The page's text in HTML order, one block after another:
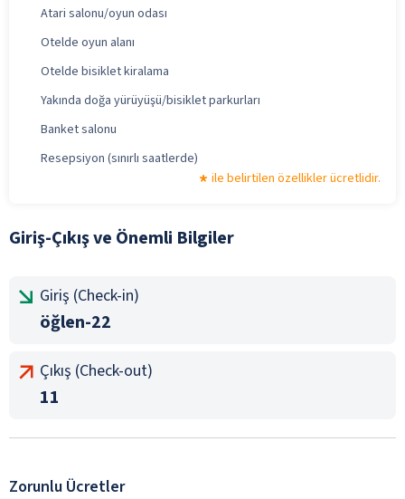
Atari salonu/oyun odası
Otelde oyun alanı
Otelde bisiklet kiralama
Yakında doğa yürüyüşü/bisiklet parkurları
Banket salonu
Resepsiyon (sınırlı saatlerde)
ile belirtilen özellikler ücretlidir.
Giriş-Çıkış ve Önemli Bilgiler
Giriş (Check-in)
öğlen-22
Çıkış (Check-out)
11
Zorunlu Ücretler